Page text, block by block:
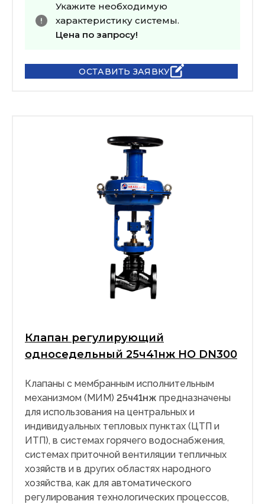
Укажите необходимую
характеристику системы.
Цена по запросу!
ОСТАВИТЬ ЗАЯВКУ
Клапан регулирующий
односедельный 25ч41нж НО DN300
Клапаны с мембранным исполнительным
механизмом (МИМ) 25ч41нж предназначены
для использования на центральных и
индивидуальных тепловых пунктах (ЦТП и
ИТП), в системах горячего водоснабжения,
системах приточной вентиляции тепличных
хозяйств и в других областях народного
хозяйства, как для автоматического
регулирования технологических процессов,